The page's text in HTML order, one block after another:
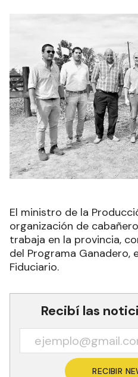
El ministro de la
organización de
trabaja en la provincia,
del Programa Ganadero,
Fiduciario.
Recibí las
RECIBIR